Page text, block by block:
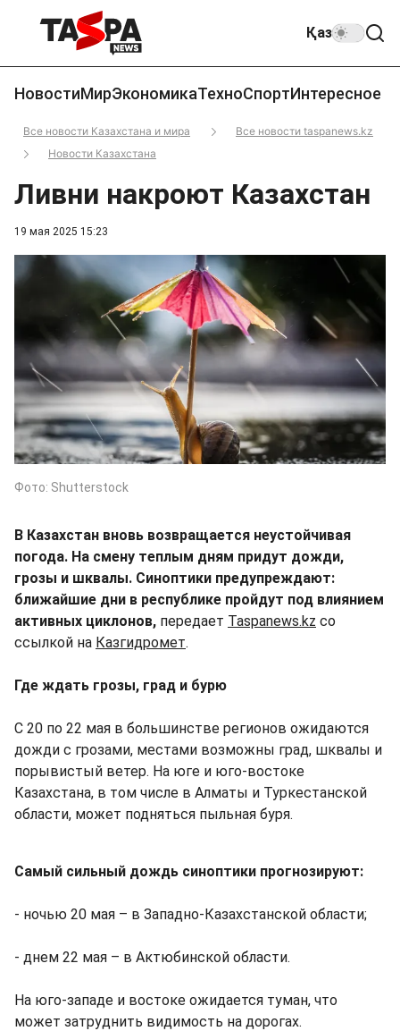
Қаз
НовостиМирЭкономикаТехноСпортИнтересное
Все новости Казахстана и мира
Все новости taspanews.kz
Новости Казахстана
19 мая 2025 15:23
Ливни накроют Казахстан
Фото: Shutterstock
В Казахстан вновь возвращается неустойчивая
погода. На смену теплым дням придут дожди,
грозы и шквалы. Синоптики предупреждают:
ближайшие дни в республике пройдут под влиянием
активных циклонов, передает Taspanews.kz со
ссылкой на Казгидромет.
Где ждать грозы, град и бурю
С 20 по 22 мая в большинстве регионов ожидаются
дожди с грозами, местами возможны град, шквалы и
порывистый ветер. На юге и юго-востоке
Казахстана, в том числе в Алматы и Туркестанской
области, может подняться пыльная буря.
Самый сильный дождь синоптики прогнозируют:
- ночью 20 мая – в Западно-Казахстанской области;
- днем 22 мая – в Актюбинской области.
На юго-западе и востоке ожидается туман, что
может затруднить видимость на дорогах.